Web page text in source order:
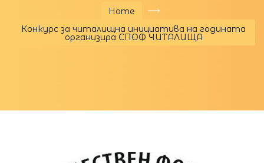
Home
Конкурс за читалищна инициатива на годината
организира СПОФ ЧИТАЛИЩА